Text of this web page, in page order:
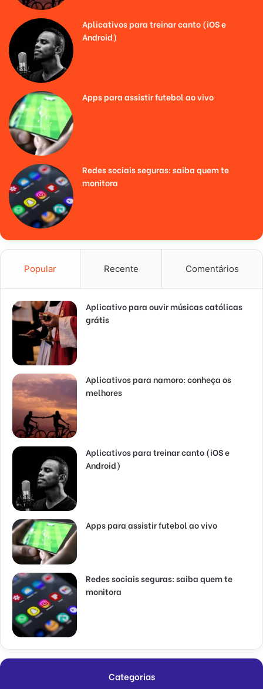
Aplicativos para treinar canto (iOS e
Android)
Apps para assistir futebol ao vivo
Redes sociais seguras: saiba quem te
monitora
Popular Recente Comentários
Aplicativo para ouvir músicas católicas
grátis
Aplicativos para namoro: conheça os
melhores
Aplicativos para treinar canto (iOS e
Android)
Apps para assistir futebol ao vivo
Redes sociais seguras: saiba quem te
monitora
Categorias